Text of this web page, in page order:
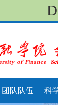
团队队伍 科